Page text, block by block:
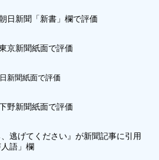
日新聞「新書」欄で評価
京新聞紙面で評価
新聞紙面で評価
野新聞紙面で評価
逃げてください』が新聞記事に引用
語」欄